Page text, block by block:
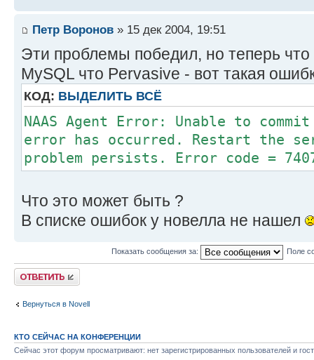
Петр Воронов » 15 дек 2004, 19:51
Эти проблемы победил, но теперь
MySQL что Pervasive - вот такая
КОД: ВЫДЕЛИТЬ ВСЁ
NAAS Agent Error: Unable to
error has occurred. Restart the
problem persists. Error code =
Что это может быть ?
В списке ошибок у новелла не нашел
Показать сообщения за: Поле
Ответить
Вернуться в Novell
КТО СЕЙЧАС НА КОНФЕРЕНЦИИ
Сейчас этот форум просматривают: нет зарегистрированных пользователей и